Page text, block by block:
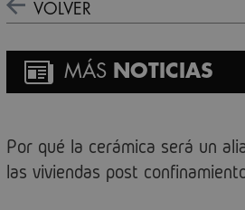
VOLVER
MÁS NOTICIAS
Por qué la cerámica será un
las viviendas post